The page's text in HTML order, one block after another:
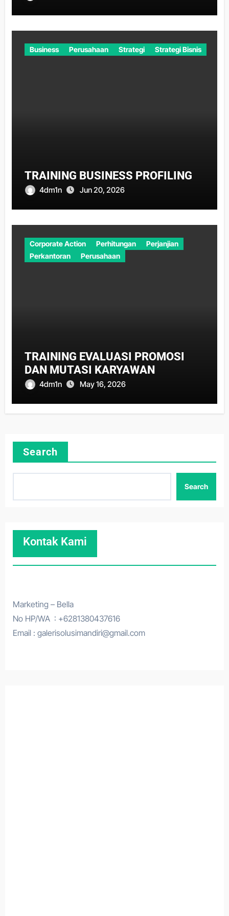
Business Perusahaan Strategi Strategi Bisnis
TRAINING BUSINESS PROFILING
4dm1n Jun 20, 2026
Corporate Action Perhitungan
Perjanjian
Perkantoran
Perusahaan
TRAINING EVALUASI PROMOSI
DAN MUTASI KARYAWAN
4dm1n May 16, 2026
Search
Search
Kontak Kami
Marketing – Bella
No HP/WA : +6281380437616
Email : galerisolusimandiri@gmail.com